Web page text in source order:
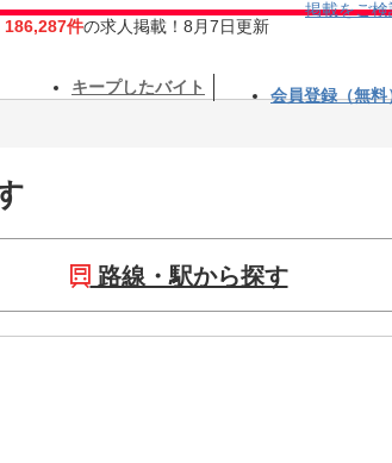
186,287件の求人掲載！8月7日更新
掲載をご
キープしたバイト 会員登録（無料
路線・駅から探す